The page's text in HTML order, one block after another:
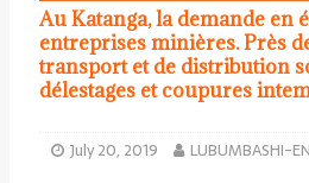
Au Katanga, la demande en
entreprises minières. Près
transport et de distribution
délestages et coupures
July 20, 2019 LUBUMBASHI-